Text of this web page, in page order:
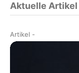
Aktuelle Artikel
Artikel -